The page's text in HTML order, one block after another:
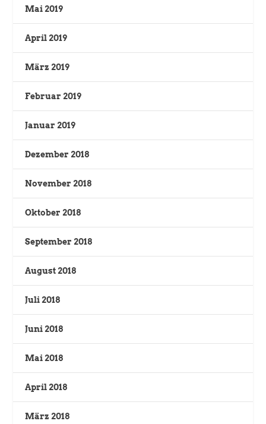
Mai 2019
April 2019
März 2019
Februar 2019
Januar 2019
Dezember 2018
November 2018
Oktober 2018
September 2018
August 2018
Juli 2018
Juni 2018
Mai 2018
April 2018
März 2018